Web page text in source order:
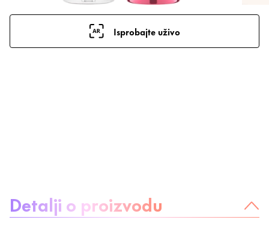
Isprobajte uživo
Detalji o proizvodu